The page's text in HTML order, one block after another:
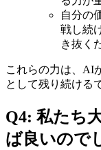
自分の
戦し続
き抜く
これらの力は、AI
として残り続ける
Q4: 私たち
ば良いので